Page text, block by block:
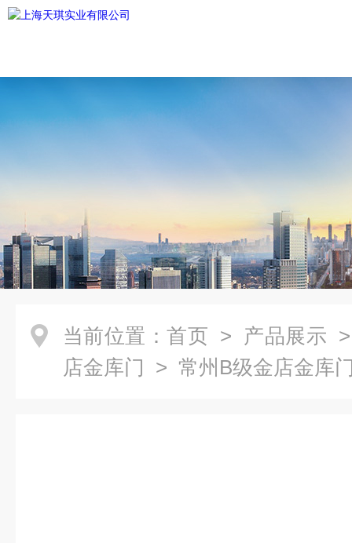
当前位置： 首页 > 产品展示
店金库门 > 常州B级金店金库